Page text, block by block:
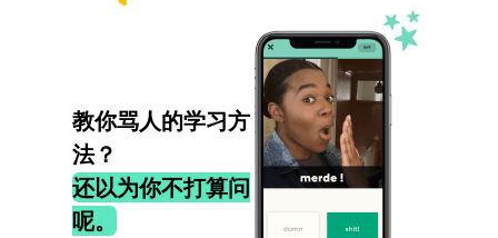
教你骂人的学习方
法？
还以为你不打算问
呢。